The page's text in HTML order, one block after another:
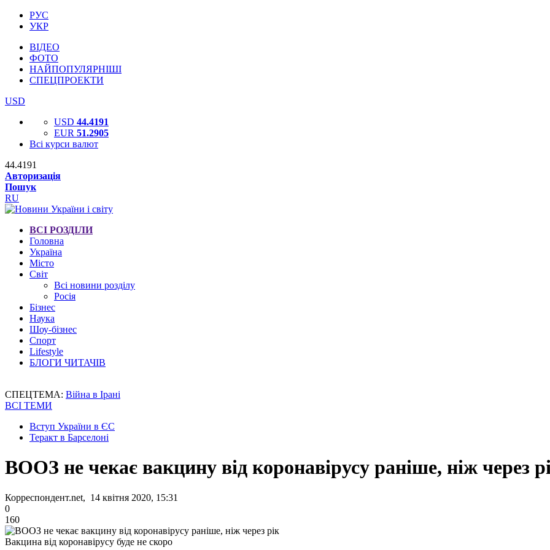
РУС
УКР
ВІДЕО
ФОТО
НАЙПОПУЛЯРНІШІ
СПЕЦПРОЕКТИ
USD
USD 44.4191
EUR 51.2905
Всі курси валют
44.4191
Авторизація
Пошук
RU
ВСІ РОЗДІЛИ
Головна
Україна
Місто
Світ
Всі новини розділу
Росія
Бізнес
Наука
Шоу-бізнес
Спорт
Lifestyle
БЛОГИ ЧИТАЧІВ
СПЕЦТЕМА: Війна в Ірані
ВСІ ТЕМИ
Вступ України в ЄС
Теракт в Барселоні
ВООЗ не чекає вакцину від коронавірусу раніше, ніж через
Корреспондент.net, 14 квітня 2020, 15:31
0
160
Вакцина від коронавірусу буде не скоро